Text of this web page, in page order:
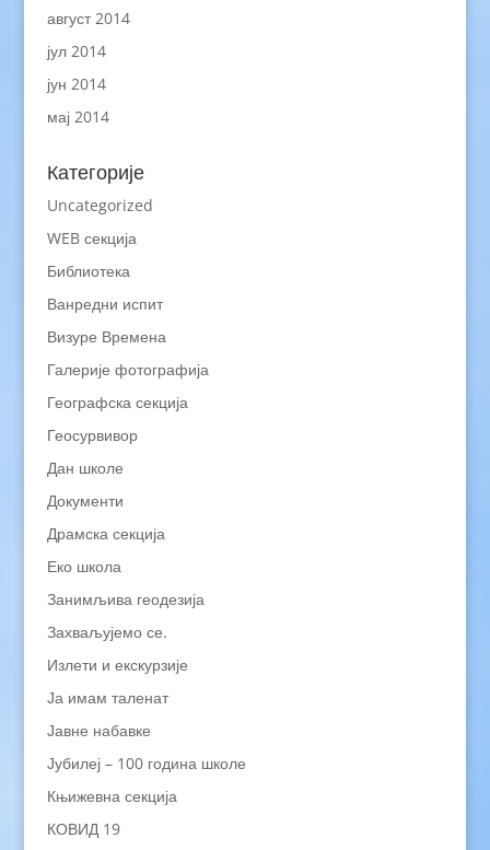
август 2014
јул 2014
јун 2014
мај 2014
Категорије
Uncategorized
WEB секција
Библиотека
Ванредни испит
Визуре Времена
Галерије фотографија
Географска секција
Геосурвивор
Дан школе
Документи
Драмска секција
Еко школа
Занимљива геодезија
Захваљујемо се.
Излети и екскурзије
Ја имам таленат
Јавне набавке
Јубилеј – 100 година школе
Књижевна секција
КОВИД 19